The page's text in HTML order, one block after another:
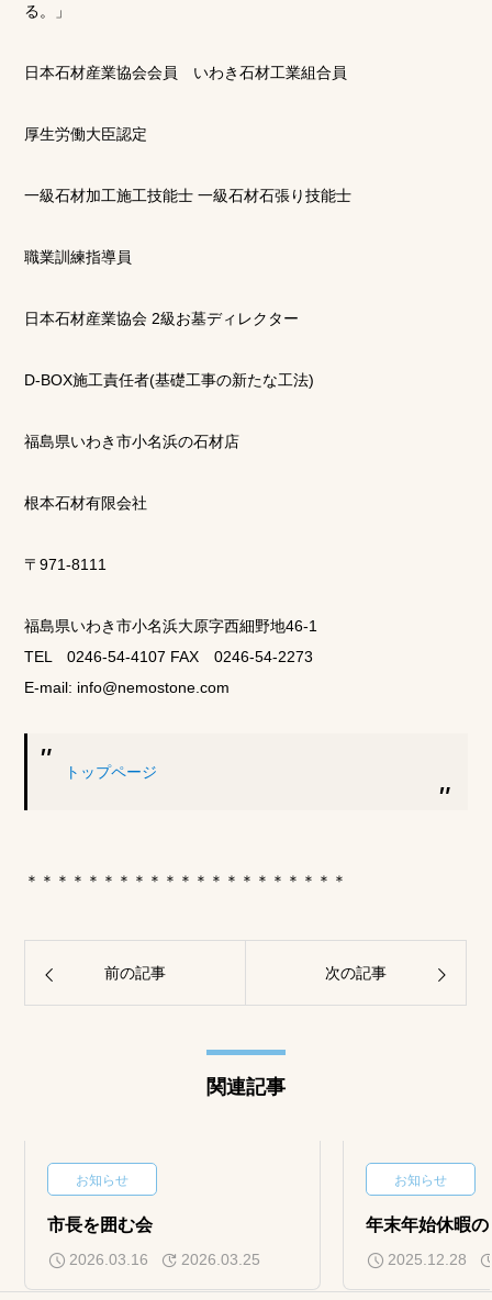
る。」
日本石材産業協会会員 いわき石材工業組合員
厚生労働大臣認定
一級石材加工施工技能士 一級石材石張り技能士
職業訓練指導員
日本石材産業協会 2級お墓ディレクター
D-BOX施工責任者(基礎工事の新たな工法)
福島県いわき市小名浜の石材店
根本石材有限会社
〒971-8111
福島県いわき市小名浜大原字西細野地46-1
TEL 0246-54-4107 FAX 0246-54-2273
E-mail: info@nemostone.com
トップページ
＊＊＊＊＊＊＊＊＊＊＊＊＊＊＊＊＊＊＊＊＊
前の記事 次の記事
関連記事
お知らせ
市長を囲む会
2026.03.16 2026.03.25
お知らせ
年末年始休暇
2025.12.28